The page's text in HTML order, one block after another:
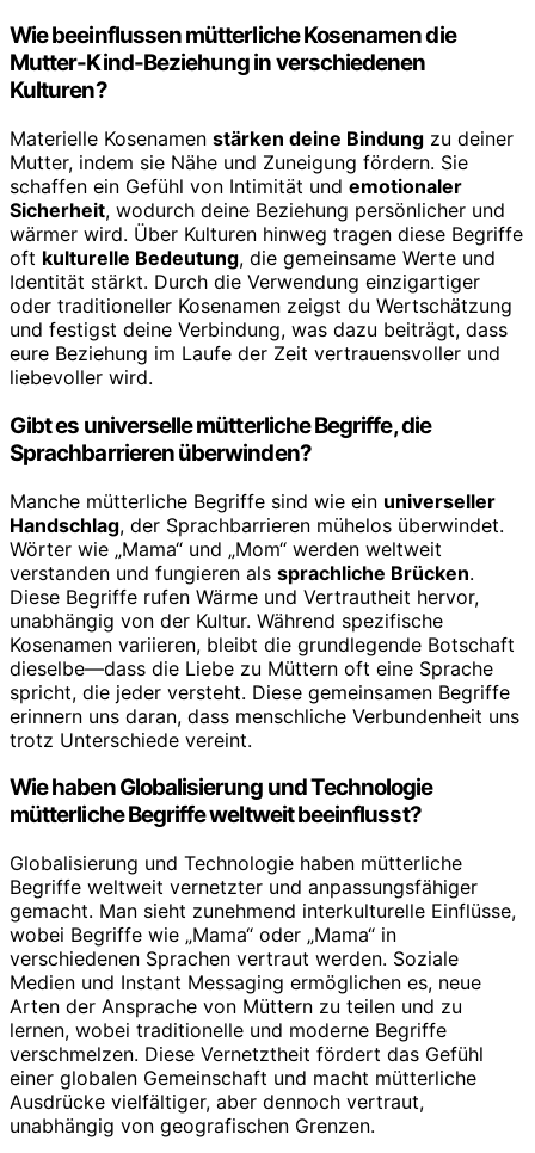
Wie beeinflussen mütterliche Kosenamen die
Mutter-Kind-Beziehung in verschiedenen
Kulturen?
Materielle Kosenamen stärken deine Bindung zu deiner
Mutter, indem sie Nähe und Zuneigung fördern. Sie
schaffen ein Gefühl von Intimität und emotionaler
Sicherheit, wodurch deine Beziehung persönlicher und
wärmer wird. Über Kulturen hinweg tragen diese Begriffe
oft kulturelle Bedeutung, die gemeinsame Werte und
Identität stärkt. Durch die Verwendung einzigartiger
oder traditioneller Kosenamen zeigst du Wertschätzung
und festigst deine Verbindung, was dazu beiträgt, dass
eure Beziehung im Laufe der Zeit vertrauensvoller und
liebevoller wird.
Gibt es universelle mütterliche Begriffe, die
Sprachbarrieren überwinden?
Manche mütterliche Begriffe sind wie ein universeller
Handschlag, der Sprachbarrieren mühelos überwindet.
Wörter wie „Mama“ und „Mom“ werden weltweit
verstanden und fungieren als sprachliche Brücken.
Diese Begriffe rufen Wärme und Vertrautheit hervor,
unabhängig von der Kultur. Während spezifische
Kosenamen variieren, bleibt die grundlegende Botschaft
dieselbe—dass die Liebe zu Müttern oft eine Sprache
spricht, die jeder versteht. Diese gemeinsamen Begriffe
erinnern uns daran, dass menschliche Verbundenheit uns
trotz Unterschiede vereint.
Wie haben Globalisierung und Technologie
mütterliche Begriffe weltweit beeinflusst?
Globalisierung und Technologie haben mütterliche
Begriffe weltweit vernetzter und anpassungsfähiger
gemacht. Man sieht zunehmend interkulturelle Einflüsse,
wobei Begriffe wie „Mama“ oder „Mama“ in
verschiedenen Sprachen vertraut werden. Soziale
Medien und Instant Messaging ermöglichen es, neue
Arten der Ansprache von Müttern zu teilen und zu
lernen, wobei traditionelle und moderne Begriffe
verschmelzen. Diese Vernetztheit fördert das Gefühl
einer globalen Gemeinschaft und macht mütterliche
Ausdrücke vielfältiger, aber dennoch vertraut,
unabhängig von geografischen Grenzen.